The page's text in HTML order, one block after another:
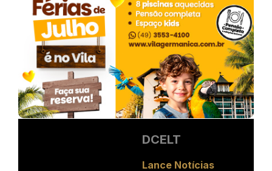
DCELT
Lance Notícias